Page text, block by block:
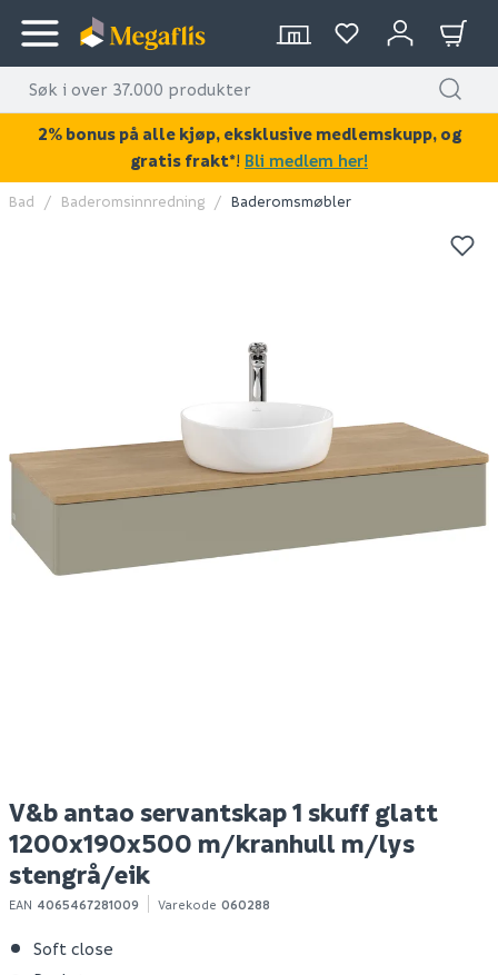
KAN DISSE VÆRE AV INTERESSE?
Hyper bokhylle eik
Spar 400
Bad Baderomsinnredning Baderomsmøbler
V&b antao servantskap 1 skuff glatt
1200x190x500 m/kranhull m/lys
stengrå/eik
EAN 4065467281009 Varekode 060288
Soft close
2% bonus på alle kjøp, eksklusive medlemskupp, og
gratis frakt*! Bli medlem her!